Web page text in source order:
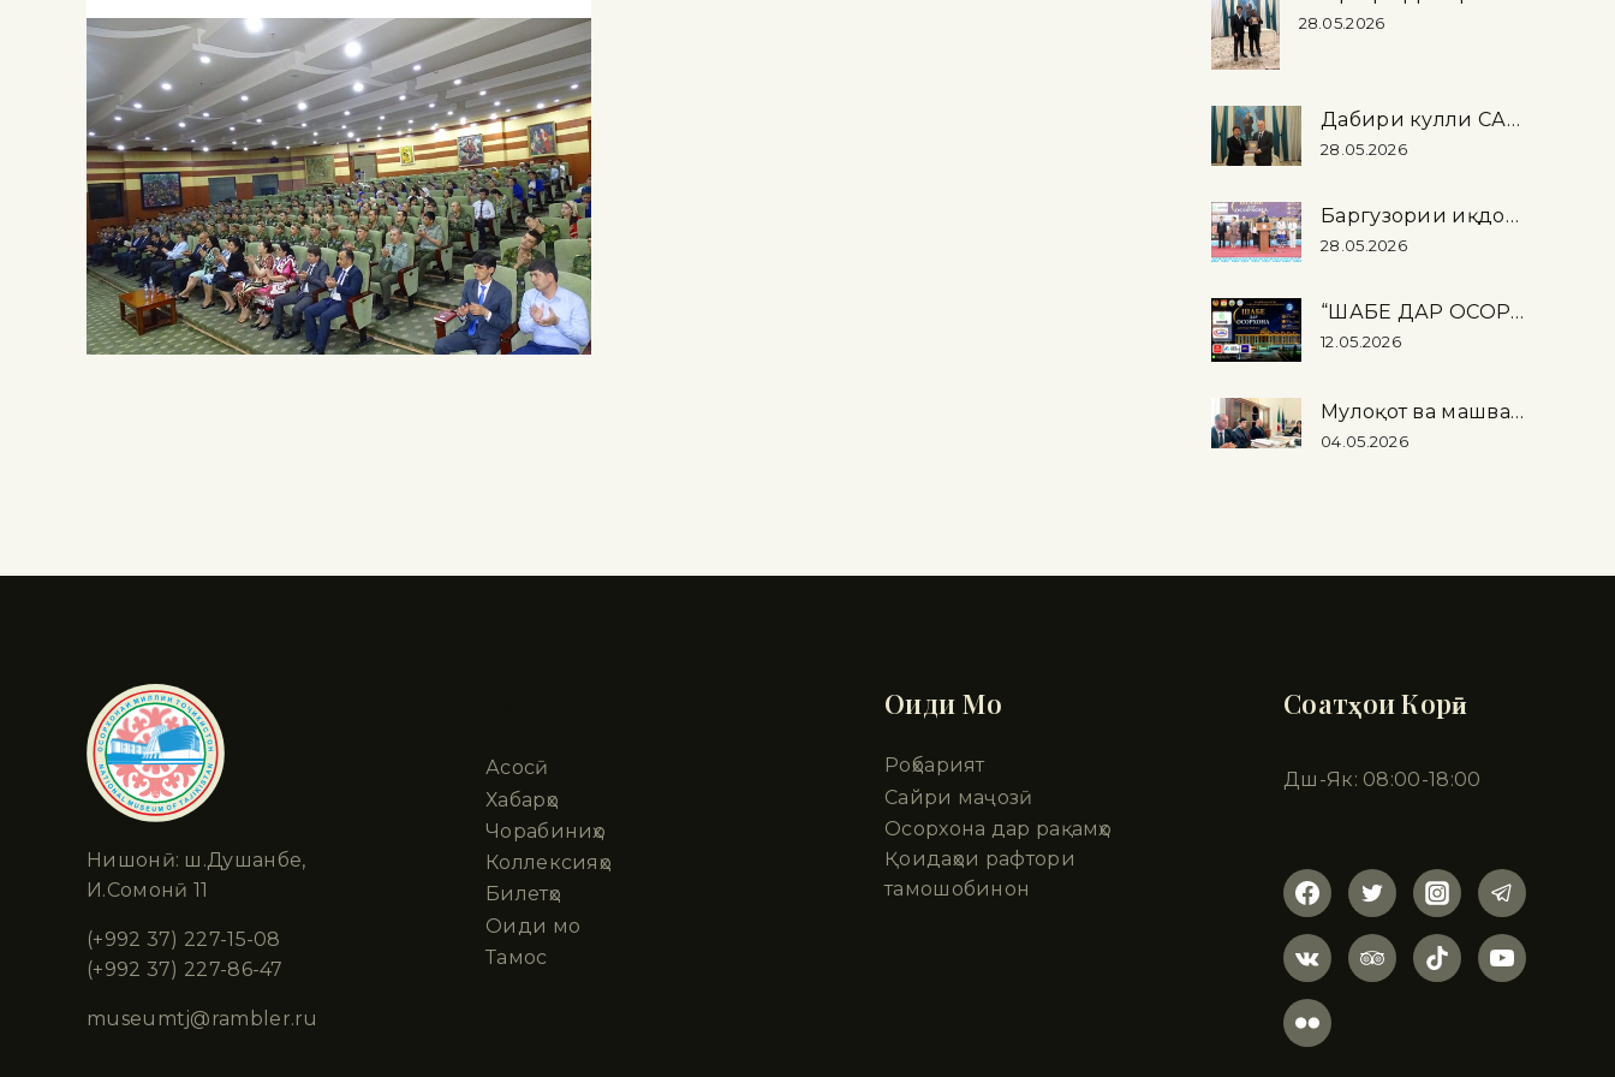
28.05.2026
Дабири кулли САҲА аз Осорхонаи миллӣ дидан намуд
28.05.2026
Баргузории иқдомоти байналмилалии “Шабе дар осорхона – 2026” дар Осорхонаи миллӣ
28.05.2026
“ШАБЕ ДАР ОСОРХОНА – 2026”
12.05.2026
Мулоқот ва машварати корӣ оид ба баргузории намоиши “Тоҷикистон …
04.05.2026
Нишонӣ: ш.Душанбе,
И.Сомонӣ 11
(+992 37) 227-15-08
(+992 37) 227-86-47
museumtj@rambler.ru
Асосӣ
Хабарҳо
Чорабиниҳо
Коллексияҳо
Билетҳо
Оиди мо
Тамос
Оиди Мо
Роҳбарият
Сайри маҷозӣ
Осорхона дар рақамҳо
Қоидаҳои рафтори
тамошобинон
Соатҳои Корӣ
Дш-Як: 08:00-18:00